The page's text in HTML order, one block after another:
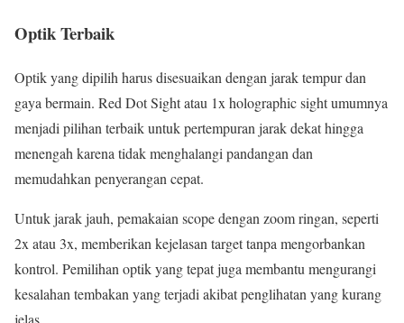
Optik Terbaik
Optik yang dipilih harus disesuaikan dengan jarak tempur dan
gaya bermain. Red Dot Sight atau 1x holographic sight umumnya
menjadi pilihan terbaik untuk pertempuran jarak dekat hingga
menengah karena tidak menghalangi pandangan dan
memudahkan penyerangan cepat.
Untuk jarak jauh, pemakaian scope dengan zoom ringan, seperti
2x atau 3x, memberikan kejelasan target tanpa mengorbankan
kontrol. Pemilihan optik yang tepat juga membantu mengurangi
kesalahan tembakan yang terjadi akibat penglihatan yang kurang
jelas.